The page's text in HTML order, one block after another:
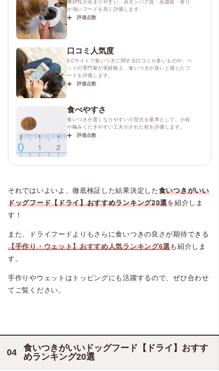
嗜好性が高まりやすい、高タンパク質・高脂質・香り
が強いフードを高く評価します。
評価点数
口コミ人気度
ECサイトで食いつきに関する口コミが多いものや、ペ
ットの専門家が実経験上、食いつきが良いと感じたフ
ードを評価します。
評価点数
食べやすさ
食いつきが悪くなりやすい小型犬を基準として、小粒
や噛みくだきやすい工夫がされた粒を評価します。
評価点数
それではいよいよ、徹底検証した結果決定した食いつきがいい
ドッグフード【ドライ】おすすめランキング20選を紹介しま
す！
また、ドライフードよりもさらに食いつきの良さが期待できる
【手作り・ウェット】おすすめ人気ランキング6選も紹介しま
す。
手作りやウェットはトッピングにも活躍するので、ぜひ合わせ
てご覧ください。
食いつきがいいドッグフード【ドライ】おすす
めランキング20選